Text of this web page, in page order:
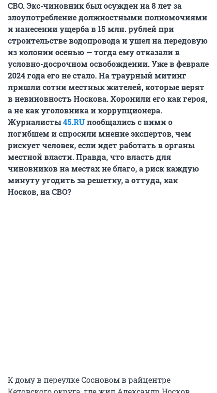
СВО. Экс-чиновник был осужден на 8 лет за
злоупотребление должностными полномочиями
и нанесении ущерба в 15 млн. рублей при
строительстве водопровода и ушел на передовую
из колонии осенью — тогда ему отказали в
условно-досрочном освобождении. Уже в феврале
2024 года его не стало. На траурный митинг
пришли сотни местных жителей, которые верят
в невиновность Носкова. Хоронили его как героя,
а не как уголовника и коррупционера.
Журналисты45.RUпообщались с ними о
погибшем и спросили мнение экспертов, чем
рискует человек, если идет работать в органы
местной власти. Правда, что власть для
чиновников на местах не благо, а риск каждую
минуту угодить за решетку, а оттуда, как
Носков, на СВО?
К дому в переулке Сосновом в райцентре